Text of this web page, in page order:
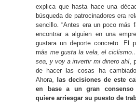
explica que hasta hace una
búsqueda de patrocinadores era
sencillo. “Antes era un poco más
encontrar a alguien en una
gustara un deporte concreto. El
más me gusta la vela, el
sea, y voy a invertir mi dinero ahí,
de hacer las cosas ha
Ahora,
las decisiones de este
en base a un gran consenso
quiere arriesgar su puesto de